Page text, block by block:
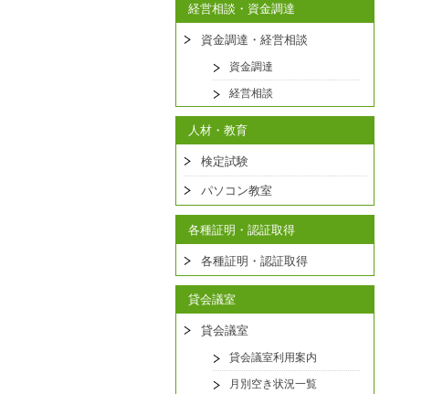
経営相談・資金調達
資金調達・経営相談
資金調達
経営相談
人材・教育
検定試験
パソコン教室
各種証明・認証取得
各種証明・認証取得
貸会議室
貸会議室
貸会議室利用案内
月別空き状況一覧